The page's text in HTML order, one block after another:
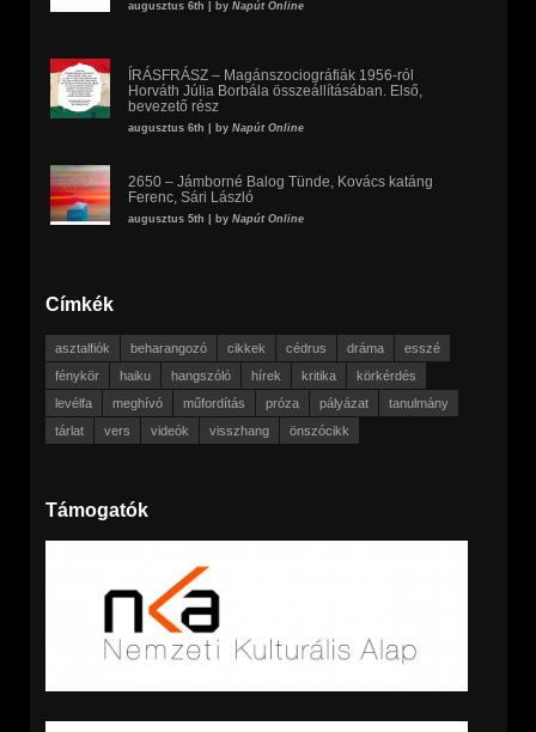
augusztus 6th | by Napút Online
ÍRÁSFRÁSZ – Magánszociográfiák 1956-ról
Horváth Júlia Borbála összeállításában. Első,
bevezető rész
augusztus 6th | by Napút Online
2650 – Jámborné Balog Tünde, Kovács katáng
Ferenc, Sári László
augusztus 5th | by Napút Online
Címkék
asztalfiók beharangozó cikkek cédrus dráma
esszé
fénykör
haiku hangszóló hírek kritika
körkérdés
levélfa
meghívó műfordítás próza pályázat
tanulmány
tárlat
vers videók visszhang önszócikk
Támogatók